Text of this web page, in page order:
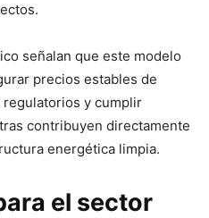
señalan que este modelo
precios estables de
y cumplir
contribuyen directamente
energética limpia.
el sector